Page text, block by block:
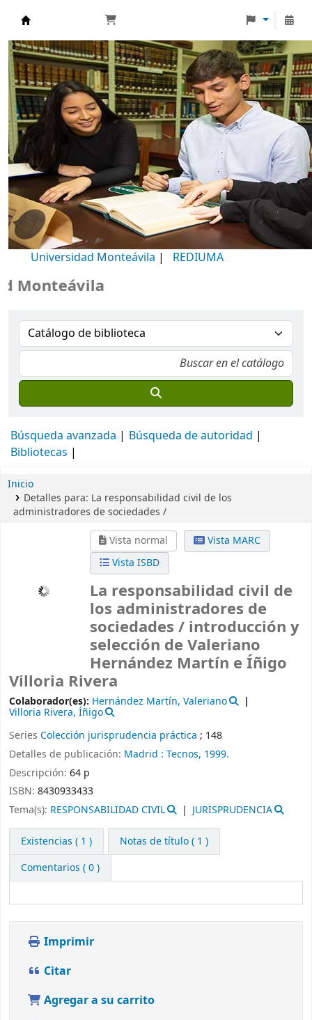
Biblioteca Universidad Monteávila
Universidad Monteávila | REDIUMA
Búsqueda avanzada
Búsqueda de autoridad
Bibliotecas
Inicio
Detalles para: La responsabilidad civil de los
administradores de sociedades /
Vista normal
Vista MARC
Vista ISBD
La responsabilidad civil de
los administradores de
sociedades / introducción y
selección de Valeriano
Hernández Martín e Íñigo
Villoria Rivera
Colaborador(es): Hernández Martín, Valeriano
Villoria Rivera, Íñigo
Series Colección jurisprudencia práctica ; 148
Detalles de publicación: Madrid : Tecnos, 1999.
Descripción: 64 p
ISBN: 8430933433
Tema(s): RESPONSABILIDAD CIVIL JURISPRUDENCIA
Existencias ( 1 )
Notas de título ( 1 )
Comentarios ( 0 )
Imprimir
Citar
Agregar a su carrito